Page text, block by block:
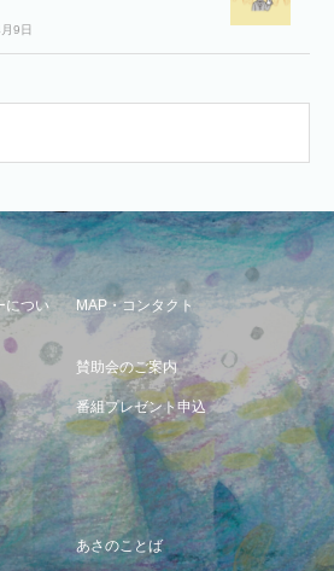
9日
につい
MAP・コンタクト
賛助会のご案内
番組プレゼント申込
あさのことば